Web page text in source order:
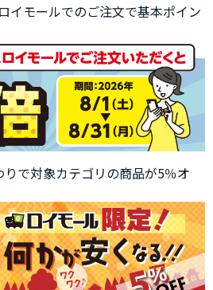
イモールでのご注文で基本ポイン
で対象カテゴリの商品が5％オ